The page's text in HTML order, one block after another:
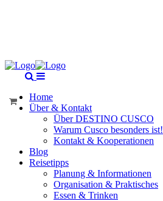
Home
Über & Kontakt
Über DESTINO CUSCO
Warum Cusco besonders ist!
Kontakt & Kooperationen
Blog
Reisetipps
Planung & Informationen
Organisation & Praktisches
Essen & Trinken